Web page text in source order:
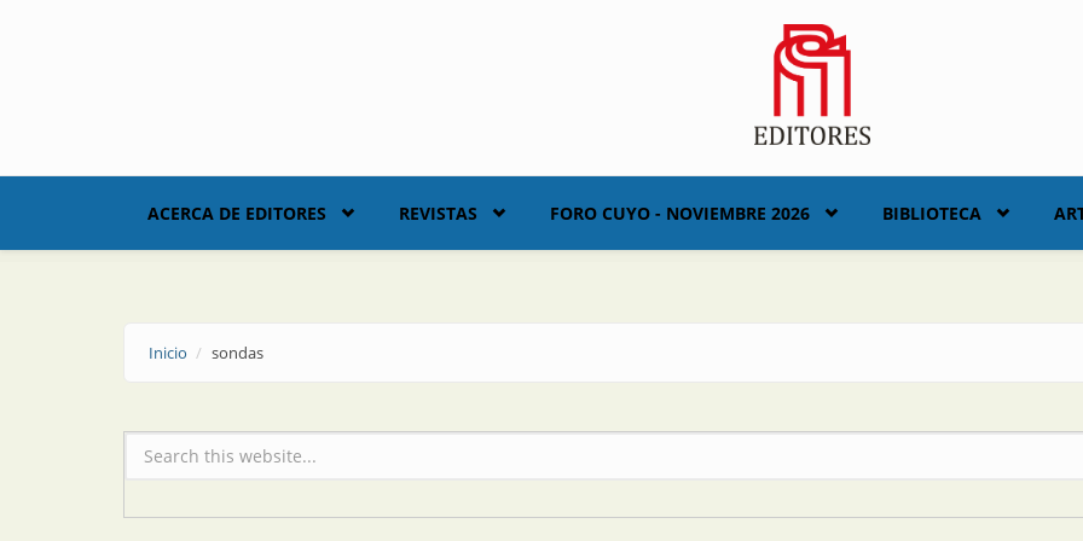
ACERCA DE EDITORES REVISTAS FORO CUYO - NOVIEMBRE 2026 BIBLIOTECA
Inicio sondas
Formulario de búsqueda